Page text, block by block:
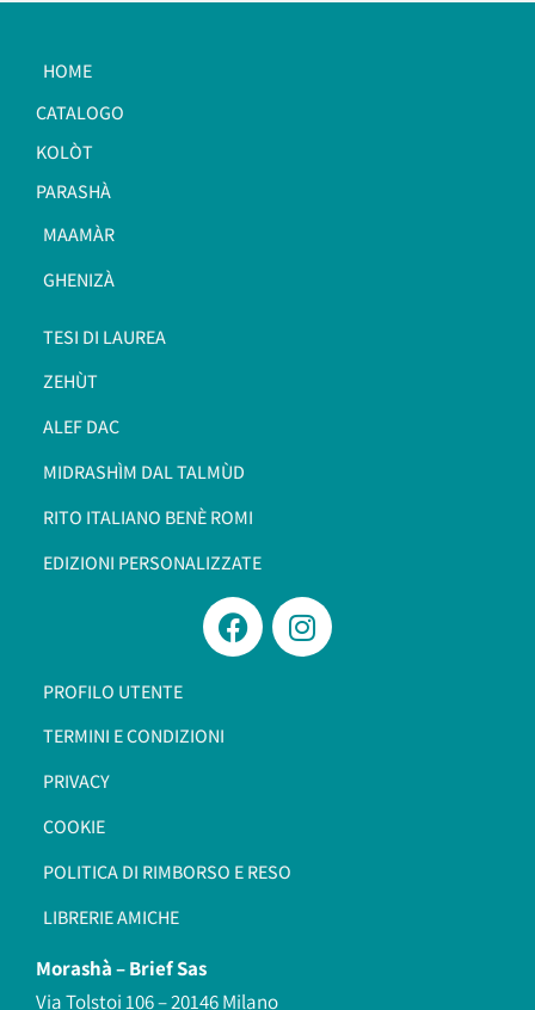
HOME
CATALOGO
KOLÒT
PARASHÀ
MAAMÀR
GHENIZÀ
TESI DI LAUREA
ZEHÙT
ALEF DAC
MIDRASHÌM DAL TALMÙD
RITO ITALIANO BENÈ ROMI​
EDIZIONI PERSONALIZZATE
PROFILO UTENTE
TERMINI E CONDIZIONI
PRIVACY
COOKIE
POLITICA DI RIMBORSO E RESO
LIBRERIE AMICHE
Morashà –Brief Sas
Via Tolstoi 106 – 20146 Milano